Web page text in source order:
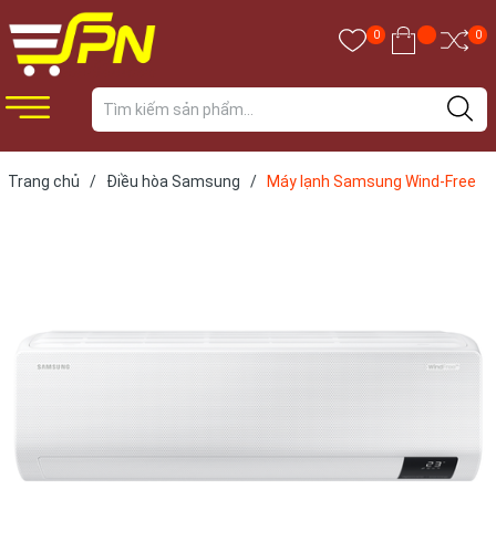
0 0
Trang chủ / Điều hòa Samsung /
Máy lạnh Samsung Wind-Free